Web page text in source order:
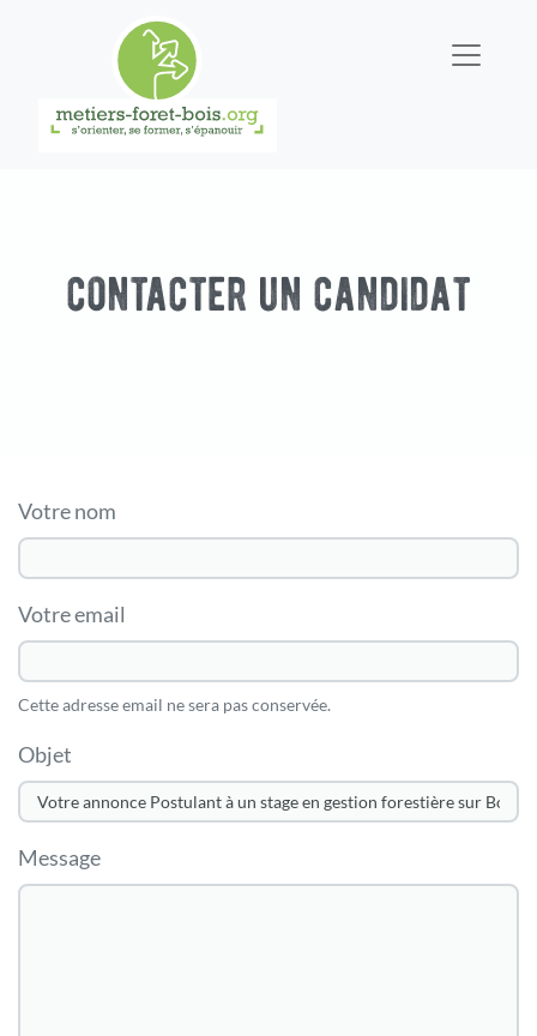
contacter un candidat
Votre nom
Votre email
Cette adresse email ne sera pas conservée.
Objet
Message